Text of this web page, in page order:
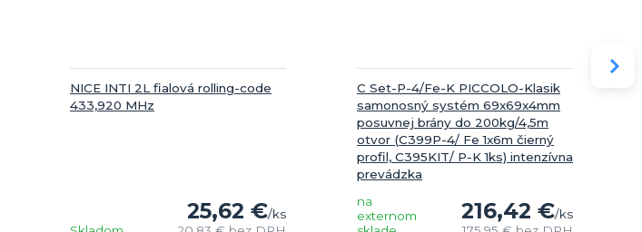
NICE INTI 2L fialová rolling-code
433,920 MHz
25,62 €/ks
C Set-P-4/Fe-K PICCOLO-Klasik
samonosný systém 69x69x4mm
posuvnej brány do 200kg/4,5m
otvor (C399P-4/ Fe 1x6m čierný
profil, C395KIT/ P-K 1ks) intenzívna
prevádzka
216,42 €/ks
na
externom